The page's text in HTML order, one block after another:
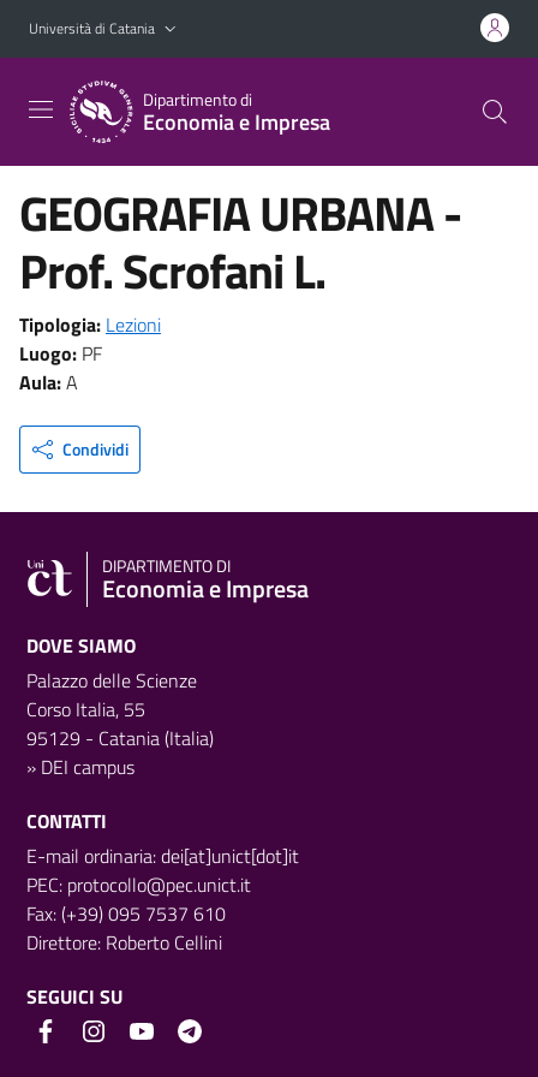
Vai al contenuto principale
Vai al menu di navigazione
Università di Catania
Dipartimento di
Economia e Impresa
GEOGRAFIA URBANA -
Prof. Scrofani L.
Tipologia: Lezioni
Luogo: PF
Aula:A
Condividi
DIPARTIMENTO DI
Economia e Impresa
DOVE SIAMO
Palazzo delle Scienze
Corso Italia, 55
95129 - Catania (Italia)
» DEI campus
CONTATTI
E-mail ordinaria: dei[at]unict[dot]it
PEC: protocollo@pec.unict.it
Fax: (+39) 095 7537 610
Direttore: Roberto Cellini
SEGUICI SU